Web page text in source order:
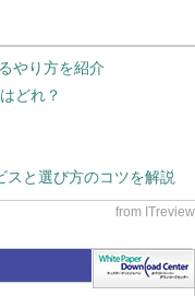
やり方を紹介
どれ？
スと選び方のコツを解説